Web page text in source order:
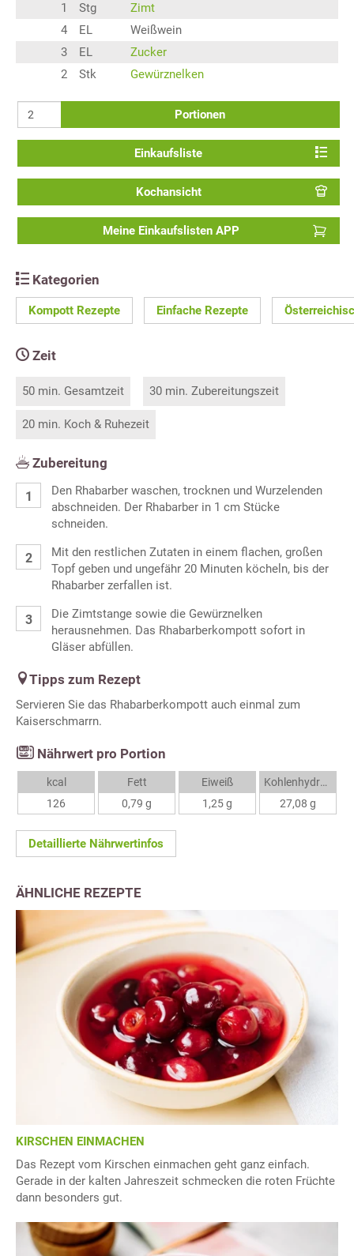
1
Stg
Zimt
4
EL
Weißwein
3
EL
Zucker
2
Stk Gewürznelken
Portionen
Einkaufsliste
Kochansicht
Meine Einkaufslisten APP
Kategorien
Kompott Rezepte Einfache Rezepte
Zeit
50 min. Gesamtzeit 30 min. Zubereitungszeit
20 min. Koch & Ruhezeit
Zubereitung
Den Rhabarber waschen, trocknen und Wurzelenden
abschneiden. Der Rhabarber in 1 cm Stücke
schneiden.
Mit den restlichen Zutaten in einem flachen, großen
Topf geben und ungefähr 20 Minuten köcheln, bis der
Rhabarber zerfallen ist.
Die Zimtstange sowie die Gewürznelken
herausnehmen. Das Rhabarberkompott sofort in
Gläser abfüllen.
Tipps zum Rezept
Servieren Sie das Rhabarberkompott auch einmal zum
Kaiserschmarrn.
Nährwert pro Portion
kcal
126
Fett
0,79 g
Eiweiß
1,25 g
Kohlenhydrate
27,08 g
Detaillierte Nährwertinfos
ÄHNLICHE REZEPTE
KIRSCHEN EINMACHEN
Das Rezept vom Kirschen einmachen geht ganz einfach.
Gerade in der kalten Jahreszeit schmecken die roten Früchte
dann besonders gut.